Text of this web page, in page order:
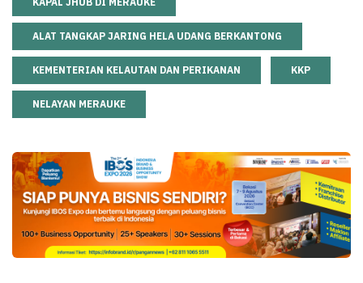
ALAT TANGKAP JARING HELA UDANG BERKANTONG
KEMENTERIAN KELAUTAN DAN PERIKANAN KKP
NELAYAN MERAUKE